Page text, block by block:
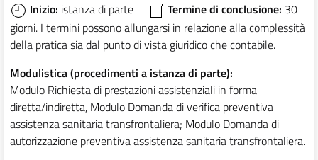
Inizio: istanza di parte Termine di conclusione: 30
giorni. I termini possono allungarsi in relazione alla complessità
della pratica sia dal punto di vista giuridico che contabile.
Modulistica (procedimenti a istanza di parte):
Modulo Richiesta di prestazioni assistenziali in forma
diretta/indiretta, Modulo Domanda di verifica preventiva
assistenza sanitaria transfrontaliera; Modulo Domanda di
autorizzazione preventiva assistenza sanitaria transfrontaliera.